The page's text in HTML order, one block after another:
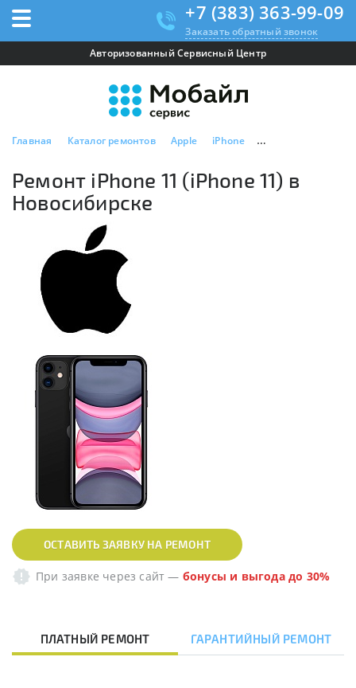
+7 (383) 363-99-09
Заказать обратный звонок
Авторизованный Сервисный Центр
Главная Каталог ремонтов Apple iPhone Ремонт iPhone 11
Ремонт iPhone 11 (iPhone 11) в
Новосибирске
ОСТАВИТЬ ЗАЯВКУ НА РЕМОНТ
При заявке через сайт — бонусы и выгода до 30%
ПЛАТНЫЙ РЕМОНТ ГАРАНТИЙНЫЙ РЕМОНТ